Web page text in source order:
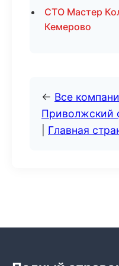
СТО Мастер
Кемерово
← Все
Приволжский
Главная